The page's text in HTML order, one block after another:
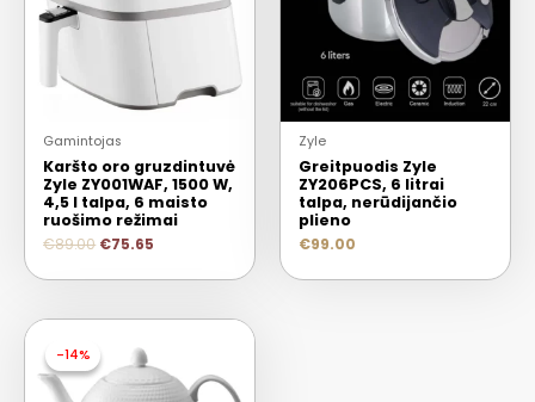
Gamintojas
Karšto oro gruzdintuvė
Zyle ZY001WAF, 1500 W,
4,5 l talpa, 6 maisto
ruošimo režimai
€89.00 €75.65
Zyle
Greitpuodis Zyle
ZY206PCS, 6 litrai
talpa, nerūdijančio
plieno
€99.00
-14%
-14%